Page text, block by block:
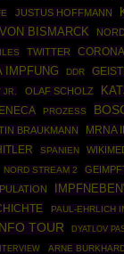
JUSTUS HOFFMANN
BISMARCK
TWITTER
IMPFUNG DDR
OLAF SCHOLZ
PROZESS
BRAUKMANN MRNA
SPANIEN
NORD STREAM 2
PAUL-EHRLICH
TOUR DYATLOV
ARNE